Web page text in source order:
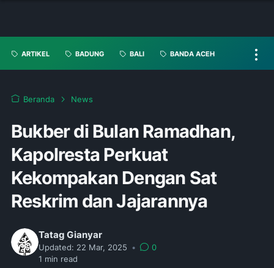
ARTIKEL BADUNG BALI BANDA ACEH
Beranda News
Bukber di Bulan Ramadhan,
Kapolresta Perkuat
Kekompakan Dengan Sat
Reskrim dan Jajarannya
Tatag Gianyar
Updated: 22 Mar, 2025 •
0
1 min read